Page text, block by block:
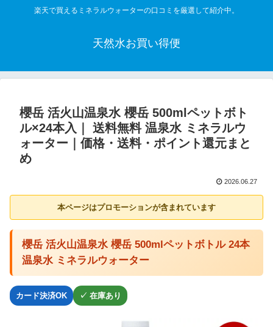
楽天で買えるミネラルウォーターの口コミを厳選して紹介中。
天然水お買い得便
櫻岳 活火山温泉水 櫻岳 500mlペットボト
ル×24本入｜ 送料無料 温泉水 ミネラルウ
ォーター｜価格・送料・ポイント還元まと
め
2026.06.27
本ページはプロモーションが含まれています
櫻岳 活火山温泉水 櫻岳 500mlペットボトル 24本
温泉水 ミネラルウォーター
カード決済OK ✓ 在庫あり